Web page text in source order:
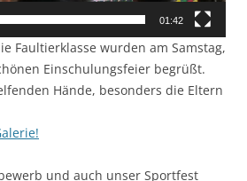
01:42
Faultierklasse wurden am Samstag,
Einschulungsfeier begrüßt.
Hände, besonders die Eltern
und auch unser Sportfest